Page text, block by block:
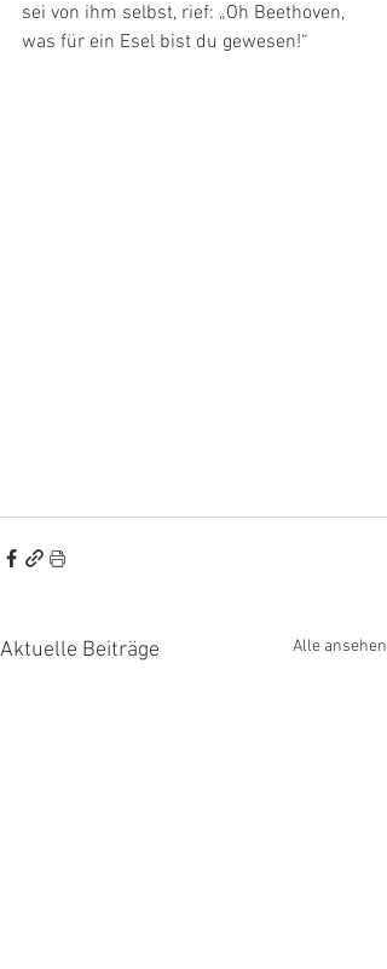
sei von ihm selbst, rief: „Oh Beethoven,
was für ein Esel bist du gewesen!“
Aktuelle Beiträge Alle ansehen